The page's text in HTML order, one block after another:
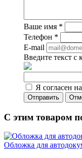
Ваше имя *
Телефон *
E-mail
Введите текст с
Я согласен на
С этим товаром
Обложка для